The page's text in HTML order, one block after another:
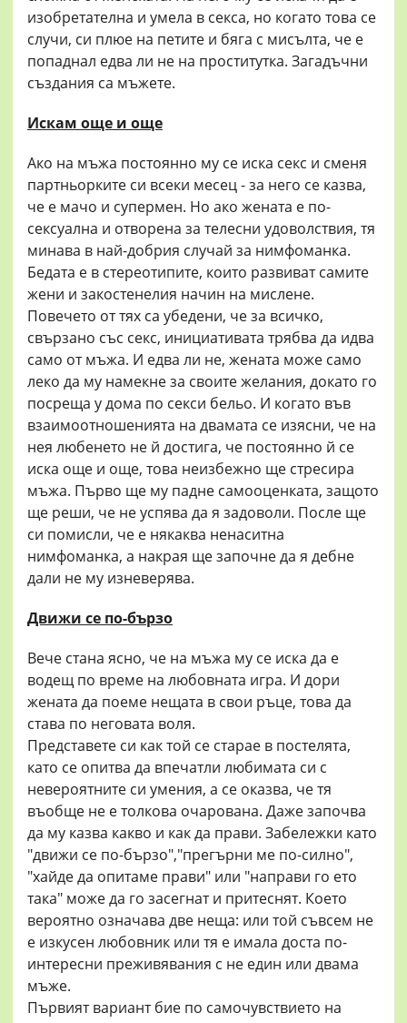
изобретателна и умела в секса, но когато това се
случи, си плюе на петите и бяга с мисълта, че е
попаднал едва ли не на проститутка. Загадъчни
създания са мъжете.
Искам още и още
Ако на мъжа постоянно му се иска секс и сменя
партньорките си всеки месец - за него се казва,
че е мачо и супермен. Но ако жената е по-
сексуална и отворена за телесни удоволствия, тя
минава в най-добрия случай за нимфоманка.
Бедата е в стереотипите, които развиват самите
жени и закостенелия начин на мислене.
Повечето от тях са убедени, че за всичко,
свързано със секс, инициативата трябва да идва
само от мъжа. И едва ли не, жената може само
леко да му намекне за своите желания, докато го
посреща у дома по секси бельо. И когато във
взаимоотношенията на двамата се изясни, че на
нея любенето не й достига, че постоянно й се
иска още и още, това неизбежно ще стресира
мъжа. Първо ще му падне самооценката, защото
ще реши, че не успява да я задоволи. После ще
си помисли, че е някаква ненаситна
нимфоманка, а накрая ще започне да я дебне
дали не му изневерява.
Движи се по-бързо
Вече стана ясно, че на мъжа му се иска да е
водещ по време на любовната игра. И дори
жената да поеме нещата в свои ръце, това да
става по неговата воля.
Представете си как той се старае в постелята,
като се опитва да впечатли любимата си с
невероятните си умения, а се оказва, че тя
въобще не е толкова очарована. Даже започва
да му казва какво и как да прави. Забележки като
"движи се по-бързо","прегърни ме по-силно",
"хайде да опитаме прави" или "направи го ето
така" може да го засегнат и притеснят. Което
вероятно означава две неща: или той съвсем не
е изкусен любовник или тя е имала доста по-
интересни преживявания с не един или двама
мъже.
Първият вариант бие по самочувствието на